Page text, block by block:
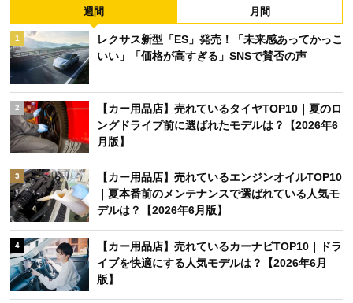
週間 月間
1
レクサス新型「ES」発売！「未来感あってかっこ
いい」「価格が高すぎる」SNSで賛否の声
2
【カー用品店】売れているタイヤTOP10｜夏のロ
ングドライブ前に選ばれたモデルは？【2026年6
月版】
3
【カー用品店】売れているエンジンオイルTOP10
｜夏本番前のメンテナンスで選ばれている人気モ
デルは？【2026年6月版】
4
【カー用品店】売れているカーナビTOP10｜ドラ
イブを快適にする人気モデルは？【2026年6月
版】